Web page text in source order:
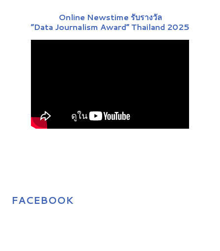
Online Newstime รับรางวัล
“Data Journalism Award” Thailand 2025
FACEBOOK